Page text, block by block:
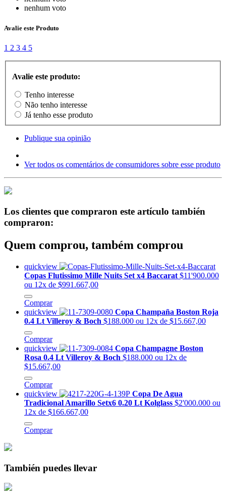
nenhum voto
Avalie este Produto
1 2 3 4 5
Avalie este produto:
Tenho interesse
Não tenho interesse
Já tenho esse produto
Publique sua opinião
Ver todos os comentários de consumidores sobre esse produto
Los clientes que compraron este artículo también
compraron:
Quem comprou, também comprou
quickview
Copas Flutissimo Mille Nuits Set x4 Baccarat $11'900.000
ou 12x de $991.667,00
Comprar
quickview
Copa Champaña Boston Roja
0.4 Lt Villeroy & Boch $188.000 ou 12x de $15.667,00
Comprar
quickview
Copa Champagne Boston
Rosa 0.4 Lt Villeroy & Boch $188.000 ou 12x de
$15.667,00
Comprar
quickview
Copa De Agua
Tradicional Amarillo Setx6 0.20 Lt Kolglass $2'000.000 ou
12x de $166.667,00
Comprar
También puedes llevar